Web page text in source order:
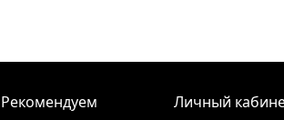
Рекомендуем
Личный